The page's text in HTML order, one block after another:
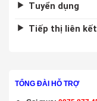
Tuyển dụng
Tiếp thị liên kết
TỔNG ĐÀI HỖ TRỢ